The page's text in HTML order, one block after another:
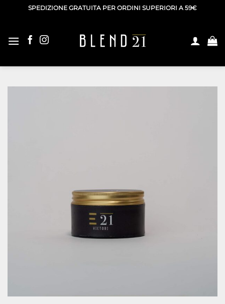
SPEDIZIONE GRATUITA PER ORDINI SUPERIORI A 59€